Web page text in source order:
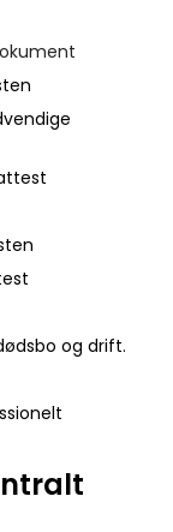
og drift.